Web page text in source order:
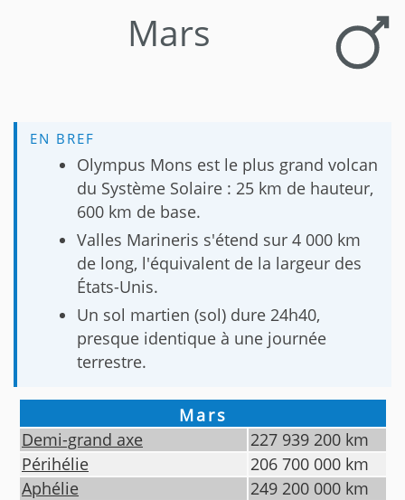
Mars
EN BREF
Olympus Mons est le plus grand volcan
du Système Solaire : 25 km de hauteur,
600 km de base.
Valles Marineris s'étend sur 4 000 km
de long, l'équivalent de la largeur des
États-Unis.
Un sol martien (sol) dure 24h40,
presque identique à une journée
terrestre.
Mars
Demi-grand axe
227 939 200 km
Périhélie
206 700 000 km
Aphélie
249 200 000 km